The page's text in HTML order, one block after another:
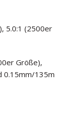
5.0:1 (2500er
Größe),
0.15mm/135m